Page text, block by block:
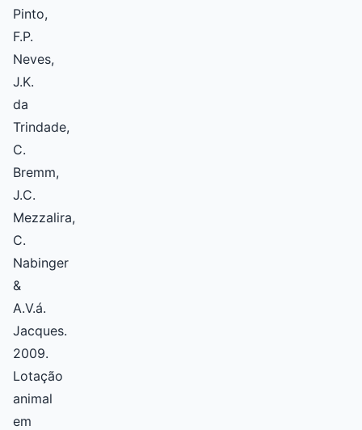
Pinto,
F.P.
Neves,
J.K.
da
Trindade,
C.
Bremm,
J.C.
Mezzalira,
C.
Nabinger
&
A.V.á.
Jacques.
2009.
Lotação
animal
em